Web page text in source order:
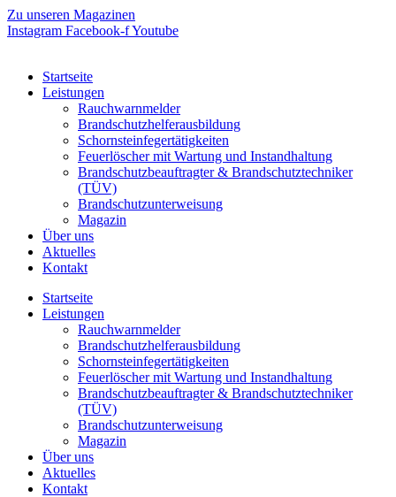
Zum
Inhalt
Zu unseren Magazinen
Instagram Facebook-fYoutube
Startseite
Leistungen
Rauchwarnmelder
Brandschutzhelferausbildung
Schornsteinfegertätigkeiten
Feuerlöscher mit Wartung und Instandhaltung
Brandschutzbeauftragter & Brandschutztechniker
(TÜV)
Brandschutzunterweisung
Magazin
Über uns
Aktuelles
Kontakt
Startseite
Leistungen
Rauchwarnmelder
Brandschutzhelferausbildung
Schornsteinfegertätigkeiten
Feuerlöscher mit Wartung und Instandhaltung
Brandschutzbeauftragter & Brandschutztechniker
(TÜV)
Brandschutzunterweisung
Magazin
Über uns
Aktuelles
Kontakt